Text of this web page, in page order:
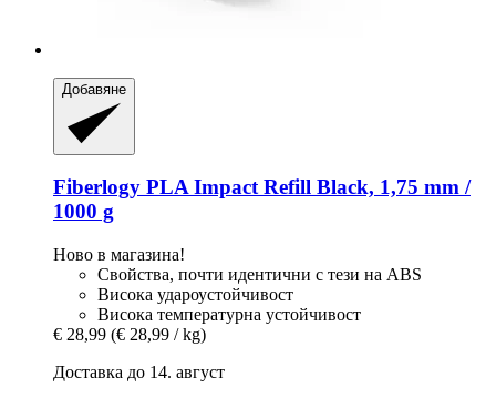
Добавяне
Fiberlogy PLA Impact Refill Black, 1,75 mm /
1000 g
Ново в магазина!
Свойства, почти идентични с тези на ABS
Висока удароустойчивост
Висока температурна устойчивост
€ 28,99 (€ 28,99 / kg)
Доставка до 14. август